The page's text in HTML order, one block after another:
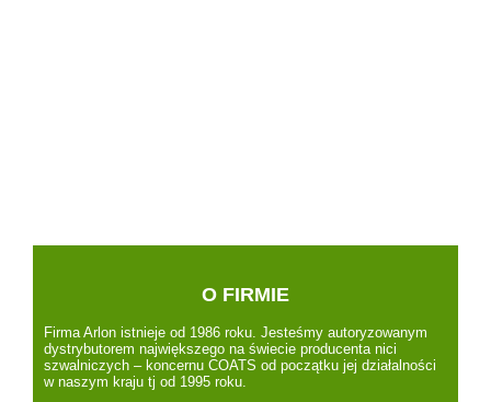
O FIRMIE
Firma Arlon istnieje od 1986 roku. Jesteśmy autoryzowanym
dystrybutorem największego na świecie producenta nici
szwalniczych – koncernu COATS od początku jej działalności
w naszym kraju tj od 1995 roku.